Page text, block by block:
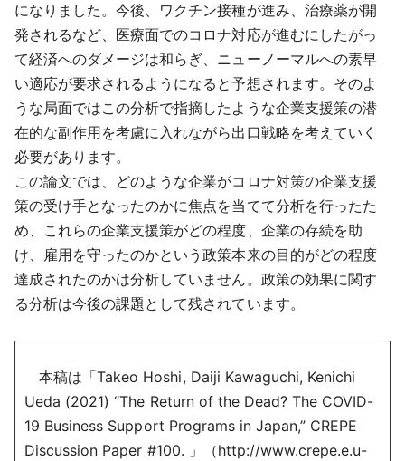
になりました。今後、ワクチン接種が進み、治療薬が開
発されるなど、医療面でのコロナ対応が進むにしたがっ
て経済へのダメージは和らぎ、ニューノーマルへの素早
い適応が要求されるようになると予想されます。そのよ
うな局面ではこの分析で指摘したような企業支援策の潜
在的な副作用を考慮に入れながら出口戦略を考えていく
必要があります。
この論文では、どのような企業がコロナ対策の企業支援
策の受け手となったのかに焦点を当てて分析を行ったた
め、これらの企業支援策がどの程度、企業の存続を助
け、雇用を守ったのかという政策本来の目的がどの程度
達成されたのかは分析していません。政策の効果に関す
る分析は今後の課題として残されています。
本稿は「Takeo Hoshi, Daiji Kawaguchi, Kenichi
Ueda (2021) “The Return of the Dead? The COVID-
19 Business Support Programs in Japan,” CREPE
Discussion Paper #100. 」（http://www.crepe.e.u-